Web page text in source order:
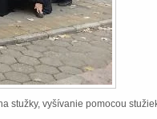
stužky, vyšívanie pomocou